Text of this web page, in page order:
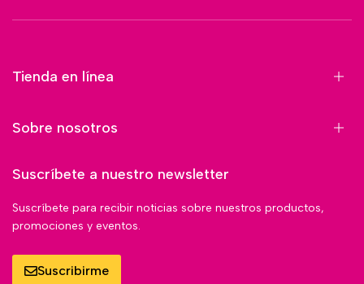
Tienda en línea
Sobre nosotros
Suscríbete a nuestro newsletter
Suscríbete para recibir noticias sobre nuestros productos,
promociones y eventos.
Suscribirme